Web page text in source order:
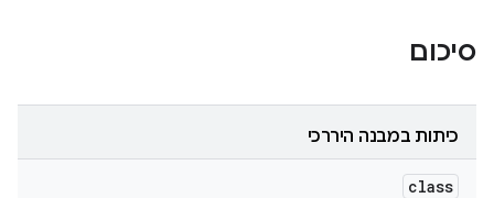
סיכום
כיתות במבנה היררכי
class